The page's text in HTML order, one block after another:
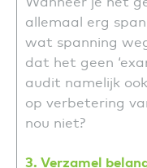
Wanneer je het
allemaal erg
wat spanning
dat het geen
audit namelijk
op verbetering
nou niet?
3. Verzamel